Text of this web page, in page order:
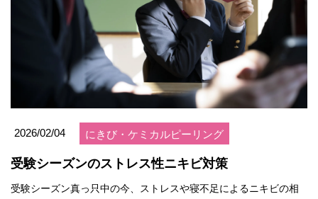
2026/02/04 にきび・ケミカルピーリング
受験シーズンのストレス性ニキビ対策
受験シーズン真っ只中の今、ストレスや寝不足によるニキビの相